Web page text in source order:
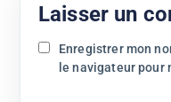
Laisser un
Enregistrer mon
le navigateur pour